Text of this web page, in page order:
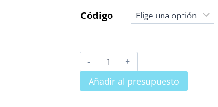
Código
TIRAFONDO
ABRAZADERA
cantidad
Añadir al presupuesto